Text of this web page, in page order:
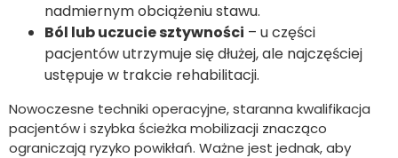
nadmiernym obciążeniu stawu.
Ból lub uczucie sztywności – u części
pacjentów utrzymuje się dłużej, ale najczęściej
ustępuje w trakcie rehabilitacji.
Nowoczesne techniki operacyjne, staranna kwalifikacja
pacjentów i szybka ścieżka mobilizacji znacząco
ograniczają ryzyko powikłań. Ważne jest jednak, aby